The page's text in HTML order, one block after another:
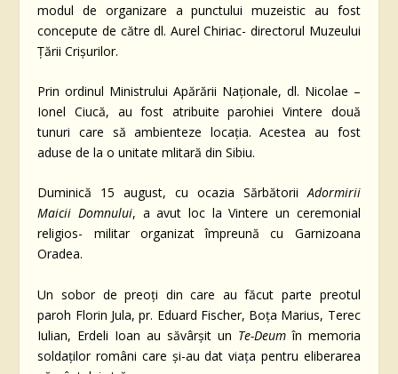
modul de organizare a punctului muzeistic au fost
concepute de către dl. Aurel Chiriac- directorul Muzeului
Țării Crișurilor.
Prin ordinul Ministrului Apărării Naționale, dl. Nicolae –
Ionel Ciucă, au fost atribuite parohiei Vintere două
tunuri care să ambienteze locația. Acestea au fost
aduse de la o unitate mlitară din Sibiu.
Duminică 15 august, cu ocazia SărbătoriiAdormirii
Maicii Domnului, a avut loc la Vintere un ceremonial
religios- militar organizat împreună cu Garnizoana
Oradea.
Un sobor de preoți din care au făcut parte preotul
paroh Florin Jula, pr. Eduard Fischer, Boța Marius, Terec
Iulian, Erdeli Ioan au săvârșit un Te-Deumîn memoria
soldaților români care și-au dat viața pentru eliberarea